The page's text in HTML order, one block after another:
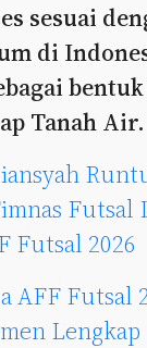
sesuai
di
Tanah Air.
Futsal
Futsal 2026
AFF Futsal
Lengkap